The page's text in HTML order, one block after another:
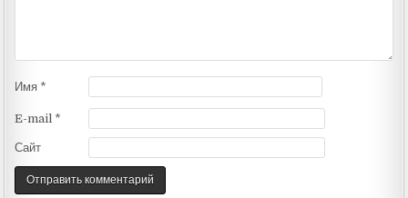
Имя *
E-mail *
Сайт